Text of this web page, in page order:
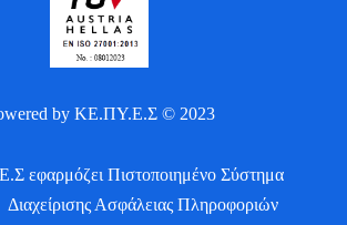
by ΚΕ.ΠΥ.Ε.Σ © 2023
εφαρμόζει Πιστοποιημένο Σύστημα
Ασφάλειας Πληροφοριών